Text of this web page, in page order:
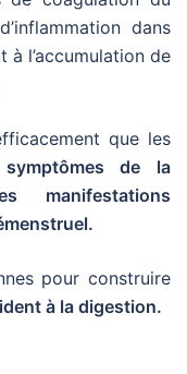
dans
à l’accumulation de
que les
de la
manifestations
pour construire
à la digestion.